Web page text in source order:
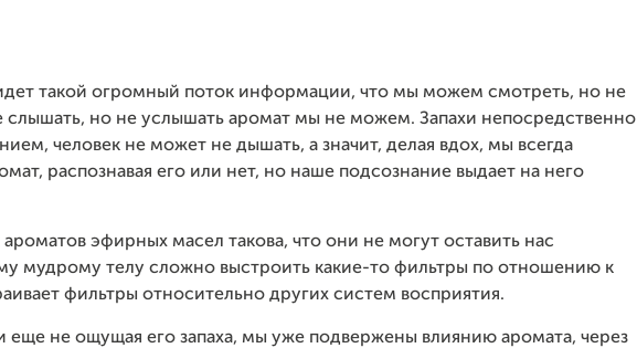
такой огромный поток информации, что мы можем смотреть, но не
слышать, но не услышать аромат мы не можем. Запахи непосредственно
человек не может не дышать, а значит, делая вдох, мы всегда
распознавая его или нет, но наше подсознание выдает на него
эфирных масел такова, что они не могут оставить нас
мудрому телу сложно выстроить какие-то фильтры по отношению к
фильтры относительно других систем восприятия.
еще не ощущая его запаха, мы уже подвержены влиянию аромата, через